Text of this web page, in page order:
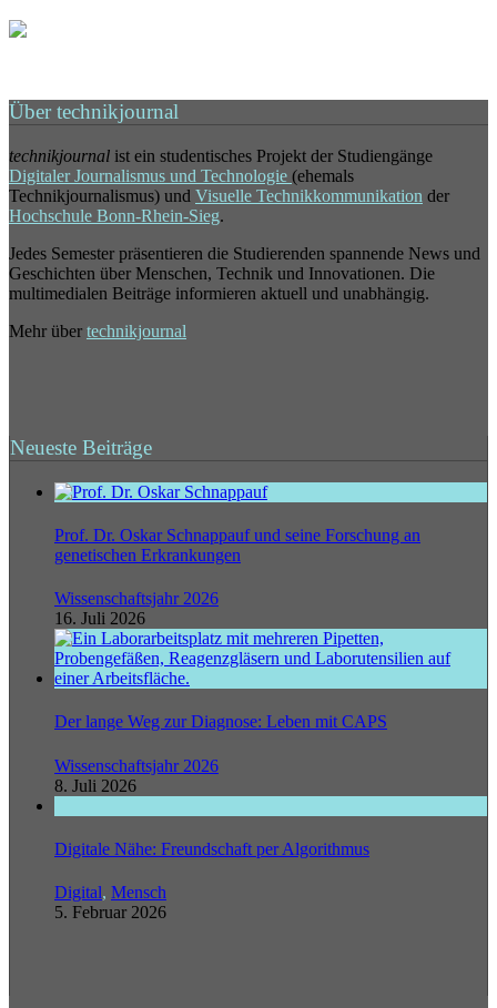
Über technikjournal
technikjournal ist ein studentisches Projekt der Studiengänge
Digitaler Journalismus und Technologie (ehemals
Technikjournalismus) und Visuelle Technikkommunikation der
Hochschule Bonn-Rhein-Sieg.
Jedes Semester präsentieren die Studierenden spannende News und
Geschichten über Menschen, Technik und Innovationen. Die
multimedialen Beiträge informieren aktuell und unabhängig.
Mehr über technikjournal
Neueste Beiträge
Prof. Dr. Oskar Schnappauf und seine Forschung an
genetischen Erkrankungen
Wissenschaftsjahr 2026
16. Juli 2026
Der lange Weg zur Diagnose: Leben mit CAPS
Wissenschaftsjahr 2026
8. Juli 2026
Digitale Nähe: Freundschaft per Algorithmus
Digital, Mensch
5. Februar 2026